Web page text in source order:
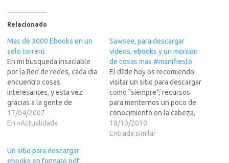
Relacionado
Mas de 3000 Ebooks en un
solo torrent
En mi busqueda insaciable
por la Red de redes, cada dia
encuentro cosas
interesantes, y esta vez
gracias a la gente de
NewPCT sus podemos
ofrecer esta increible
todo, Hacking, Windows
17/04/2007
En «Actualidad»
Sawsee, para descargar
videos, ebooks y un monton
de cosas mas #manifiesto
El d?de hoy os recomiendo
visitar un sitio para descargar
como "siempre"; recursos
para menternos un poco de
conocimiento en la cabeza,
ya sean ?os audiolibros,
ebooks o videotraining. En
18/10/2010
Entrada similar
Un sitio para descargar
ebooks en formato pdf